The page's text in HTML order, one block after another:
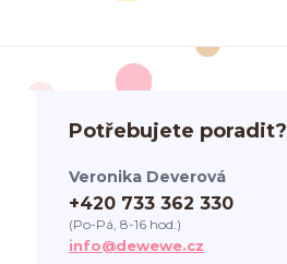
Potřebujete poradit?
Veronika Deverová
+420 733 362 330
(Po-Pá, 8-16 hod.)
info@dewewe.cz